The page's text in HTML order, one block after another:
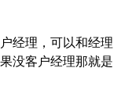
经理，可以和经理
没客户经理那就是